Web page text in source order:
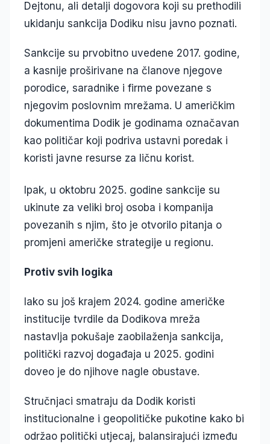
Dejtonu, ali detalji dogovora koji su prethodili
ukidanju sankcija Dodiku nisu javno poznati.
Sankcije su prvobitno uvedene 2017. godine,
a kasnije proširivane na članove njegove
porodice, saradnike i firme povezane s
njegovim poslovnim mrežama. U američkim
dokumentima Dodik je godinama označavan
kao političar koji podriva ustavni poredak i
koristi javne resurse za ličnu korist.
Ipak, u oktobru 2025. godine sankcije su
ukinute za veliki broj osoba i kompanija
povezanih s njim, što je otvorilo pitanja o
promjeni američke strategije u regionu.
Protiv svih logika
Iako su još krajem 2024. godine američke
institucije tvrdile da Dodikova mreža
nastavlja pokušaje zaobilaženja sankcija,
politički razvoj događaja u 2025. godini
doveo je do njihove nagle obustave.
Stručnjaci smatraju da Dodik koristi
institucionalne i geopolitičke pukotine kako bi
održao politički utjecaj, balansirajući između